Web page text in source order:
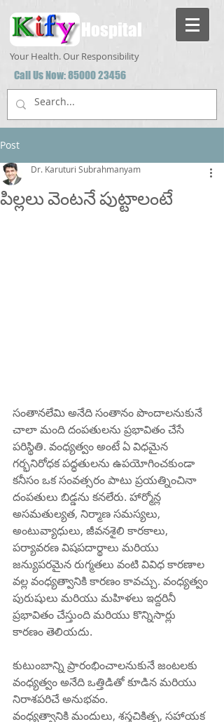
Hospital
Your Health. Our Responsibility
Call Us Now:85000 23456
Post
పిల్లలు వెంటనే పుట్టాలంటే
Dr. Karuturi Subrahmanyam
సంతానలేమి అనేది సంతానం పొందాలనుకునే
చాలా మంది దంపతులను ప్రభావితం చేసే
పరిస్థితి. వంధ్యత్వం అంటే ఏ విధమైన
గర్భనిరోధక పద్ధతులను ఉపయోగించకుండా
కనీసం ఒక సంవత్సరం పాటు ప్రయత్నించినా
దంపతులు బిడ్డను కనలేరు. హార్మోన్ల
అసమతుల్యత, నిర్మాణ సమస్యలు,
అంటువ్యాధులు, జీవనశైలి కారకాలు,
పర్యావరణ విషపదార్థాలు మరియు
జన్యుపరమైన రుగ్మతలు వంటి వివిధ కారణాల
వల్ల వంధ్యత్వానికి కారణం కావచ్చు. వంధ్యత్వం
పురుషులు మరియు మహిళలు ఇద్దరినీ
ప్రభావితం చేస్తుంది మరియు కొన్నిసార్లు
కారణం తెలియదు.
కుటుంబాన్ని ప్రారంభించాలనుకునే జంటలకు
వంధ్యత్వం అనేది ఒత్తిడితో కూడిన మరియు
నిరాశపరిచే అనుభవం.
వంధ్యత్వానికి మందులు, శస్త్రచికిత్స, సహాయక